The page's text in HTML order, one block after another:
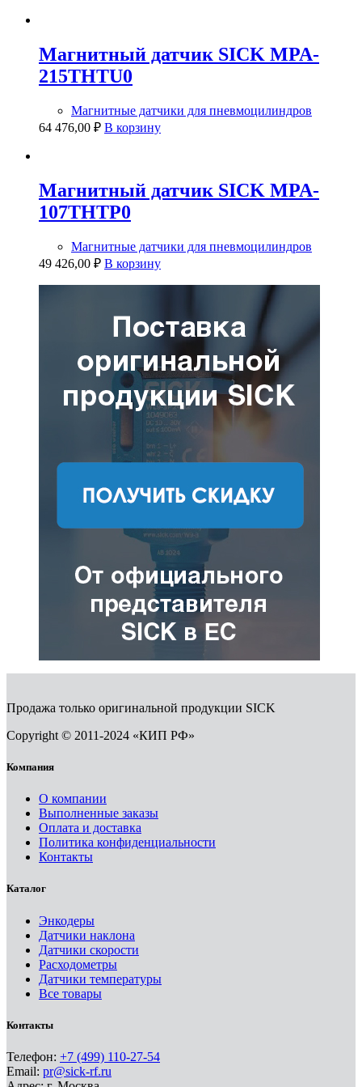
Магнитный датчик SICK MPA-
215THTU0
Магнитные датчики для пневмоцилиндров
64 476,00 ₽ В корзину
Магнитный датчик SICK MPA-
107THTP0
Магнитные датчики для пневмоцилиндров
49 426,00 ₽ В корзину
Продажа только оригинальной продукции SICK
Copyright © 2011-2024 «КИП РФ»
Компания
О компании
Выполненные заказы
Оплата и доставка
Политика конфиденциальности
Контакты
Каталог
Энкодеры
Датчики наклона
Датчики скорости
Расходометры
Датчики температуры
Все товары
Контакты
Телефон: +7 (499) 110-27-54
Email: pr@sick-rf.ru